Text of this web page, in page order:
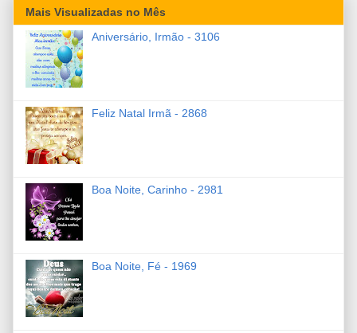
Mais Visualizadas no Mês
Aniversário, Irmão - 3106
Feliz Natal Irmã - 2868
Boa Noite, Carinho - 2981
Boa Noite, Fé - 1969